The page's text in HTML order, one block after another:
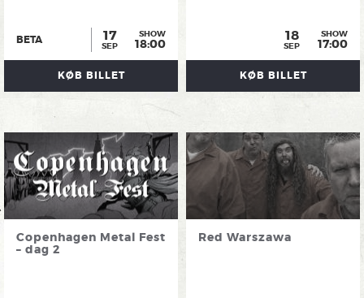
BETA 17
SEP
SHOW
18:00
KØB BILLET
18
SEP
SHOW
17:00
KØB BILLET
Copenhagen Metal Fest
– dag 2
Red Warszawa